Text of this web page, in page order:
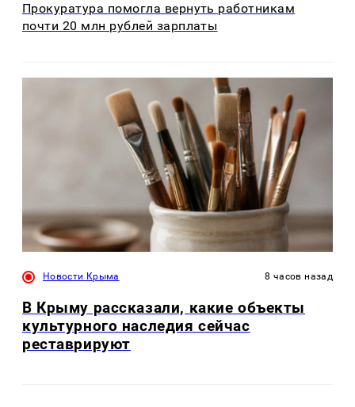
Прокуратура помогла вернуть работникам
почти 20 млн рублей зарплаты
Новости Крыма 8 часов назад
В Крыму рассказали, какие объекты
культурного наследия сейчас
реставрируют